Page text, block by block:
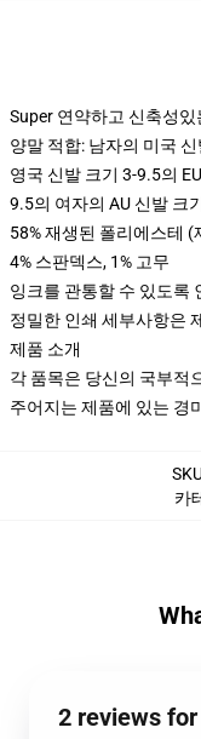
Super 연약하고 신축성
양말 적합: 남자의 미국
영국 신발 크기 3-9.5의
9.5의 여자의 AU 신발 크
58% 재생된 폴리에스테 (
4% 스판덱스, 1% 고무
잉크를 관통할 수 있도록
정밀한 인쇄 세부사항은
제품 소개
각 품목은 당신의 국부적
주어지는 제품에 있는 경
카
2 reviews